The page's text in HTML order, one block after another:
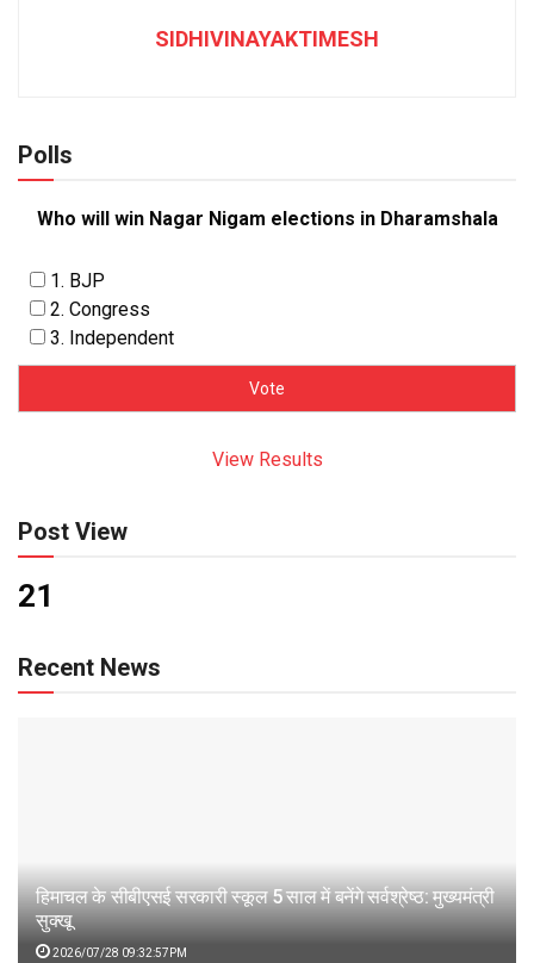
SIDHIVINAYAKTIMESH
Polls
Who will win Nagar Nigam elections in Dharamshala
1. BJP
2. Congress
3. Independent
View Results
Post View
21
Recent News
हिमाचल के सीबीएसई सरकारी स्कूल 5 साल में बनेंगे सर्वश्रेष्ठ: मुख्यमंत्री
सुक्खू
2026/07/28 09:32:57PM